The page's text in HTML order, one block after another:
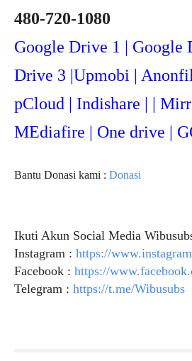
480-720-1080
Google Drive 1 | Google
Drive 3 |Upmobi |
pCloud | Indishare | |
MEdiafire | One drive |
Bantu Donasi kami : Donasi
Ikuti Akun Social Media
Instagram : https://
Facebook : https://
Telegram : https://t.me/Wibusubs